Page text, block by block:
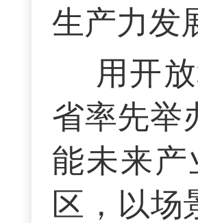
生产力发
用开
省率先举
能未来
区，以场